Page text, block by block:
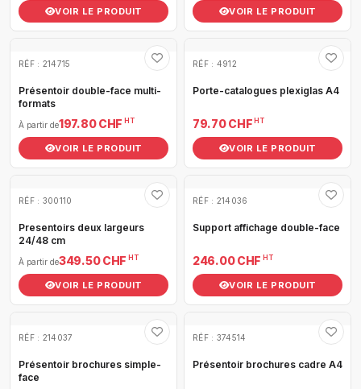
VOIR LE PRODUIT VOIR LE PRODUIT
RÉF : 214715
Présentoir double-face multi-
formats
À partir de197.80 CHF HT
VOIR LE PRODUIT
RÉF : 4912
Porte-catalogues plexiglas A4
79.70 CHF HT
VOIR LE PRODUIT
RÉF : 300110
Presentoirs deux largeurs
24/48 cm
À partir de349.50 CHF HT
VOIR LE PRODUIT
RÉF : 214036
Support affichage double-face
246.00 CHF HT
VOIR LE PRODUIT
RÉF : 214037
Présentoir brochures simple-
face
RÉF : 374514
Présentoir brochures cadre A4